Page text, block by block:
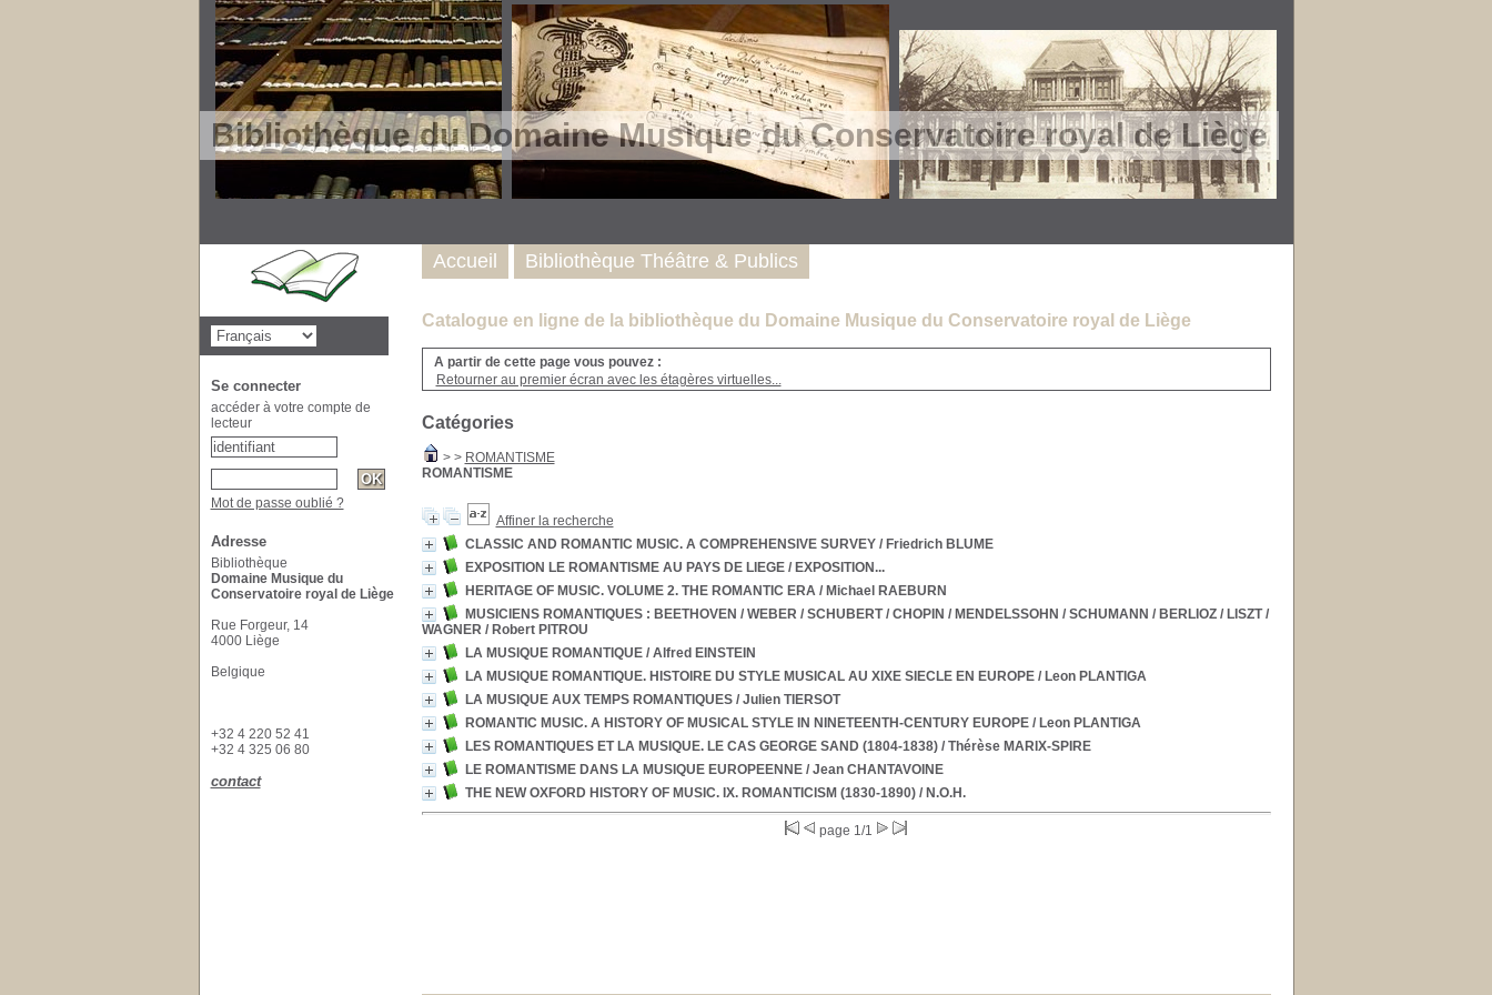
Bibliothèque du Domaine Musique du Conservatoire royal de Liège
Catalogue en ligne de la bibliothèque du Domaine Musique du Conservatoire royal de Liège
A partir de cette page vous pouvez :
Retourner au premier écran avec les étagères virtuelles...
Catégories
> > ROMANTISME
ROMANTISME
Affiner la recherche
CLASSIC AND ROMANTIC MUSIC. A COMPREHENSIVE SURVEY/ Friedrich BLUME
EXPOSITION LE ROMANTISME AU PAYS DE LIEGE/ EXPOSITION...
HERITAGE OF MUSIC. VOLUME 2. THE ROMANTIC ERA/ Michael RAEBURN
MUSICIENS ROMANTIQUES : BEETHOVEN / WEBER / SCHUBERT / CHOPIN / MENDELSSOHN / SCHUMANN / BERLIOZ / LISZT /
WAGNER / Robert PITROU
LA MUSIQUE ROMANTIQUE/ Alfred EINSTEIN
LA MUSIQUE ROMANTIQUE. HISTOIRE DU STYLE MUSICAL AU XIXE SIECLE EN EUROPE/ Leon PLANTIGA
LA MUSIQUE AUX TEMPS ROMANTIQUES/ Julien TIERSOT
ROMANTIC MUSIC. A HISTORY OF MUSICAL STYLE IN NINETEENTH-CENTURY EUROPE/ Leon PLANTIGA
LES ROMANTIQUES ET LA MUSIQUE. LE CAS GEORGE SAND (1804-1838)/ Thérèse MARIX-SPIRE
LE ROMANTISME DANS LA MUSIQUE EUROPEENNE/ Jean CHANTAVOINE
THE NEW OXFORD HISTORY OF MUSIC. IX. ROMANTICISM (1830-1890)/ N.O.H.
page 1/1
Accueil Bibliothèque Théâtre & Publics
Se connecter
accéder à votre compte de
lecteur
Mot de passe oublié ?
Adresse
Bibliothèque
Domaine Musique du
Conservatoire royal de Liège
Rue Forgeur, 14
4000 Liège
Belgique
+32 4 220 52 41
+32 4 325 06 80
contact